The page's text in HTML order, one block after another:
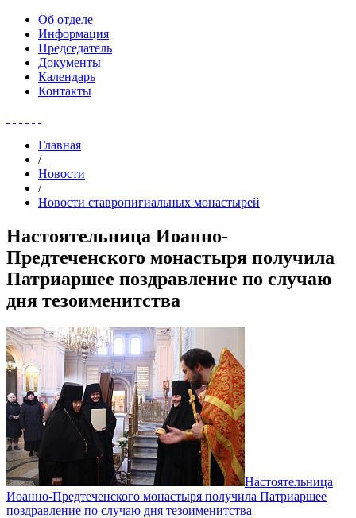
Об отделе
Информация
Председатель
Документы
Календарь
Контакты
Главная
/
Новости
/
Новости ставропигиальных монастырей
Настоятельница Иоанно-
Предтеченского монастыря получила
Патриаршее поздравление по случаю
дня тезоименитства
Настоятельница
Иоанно-Предтеченского монастыря получила Патриаршее
поздравление по случаю дня тезоименитства